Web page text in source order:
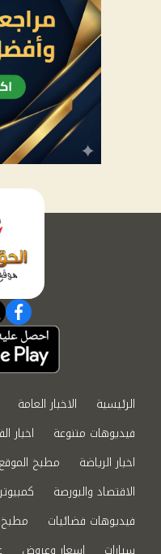
الرئيسية الاخبار العامة
فيديوهات متنوعة
اخبار
اخبار الرياضة
مطبخ
الاقتصاد والبورصة
فيديوهات فضائيات